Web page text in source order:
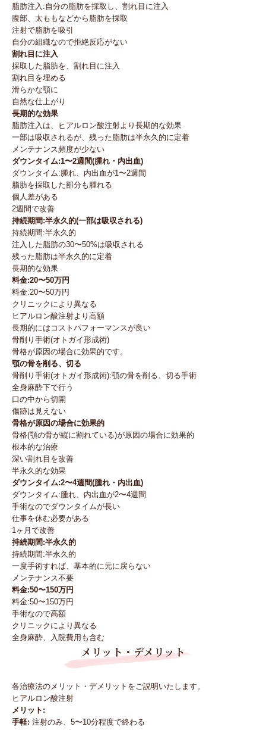
脂肪注入:自分の脂肪を採取し、割れ目に注入
腹部、太ももなどから脂肪を採取
注射で脂肪を吸引
自分の組織なので拒絶反応がない
割れ目に注入
採取した脂肪を、割れ目に注入
割れ目を埋める
滑らかな顎に
自然な仕上がり
長期的な効果
脂肪注入は、ヒアルロン酸注射より長期的な効果
一部は吸収されるが、残った脂肪は半永久的に定着
メンテナンス頻度が少ない
ダウンタイム:1〜2週間(腫れ・内出血)
ダウンタイム:腫れ、内出血が1〜2週間
脂肪を採取した部分も腫れる
個人差がある
2週間で改善
持続期間:半永久的(一部は吸収される)
持続期間:半永久的
注入した脂肪の30〜50%は吸収される
残った脂肪は半永久的に定着
長期的な効果
料金:20〜50万円
料金:20〜50万円
クリニックにより異なる
ヒアルロン酸注射より高額
長期的にはコストパフォーマンスが良い
骨削り手術(オトガイ形成術)
骨格が原因の場合に効果的です。
顎の骨を削る、切る
骨削り手術(オトガイ形成術):顎の骨を削る、切る手術
全身麻酔下で行う
口の中から切開
傷跡は見えない
骨格が原因の場合に効果的
骨格(顎の骨が縦に割れている)が原因の場合に効果的
根本的な治療
深い割れ目を改善
半永久的な効果
ダウンタイム:2〜4週間(腫れ・内出血)
ダウンタイム:腫れ、内出血が2〜4週間
手術なのでダウンタイムが長い
仕事を休む必要がある
1ヶ月で改善
持続期間:半永久的
持続期間:半永久的
一度手術すれば、基本的に元に戻らない
メンテナンス不要
料金:50〜150万円
料金:50〜150万円
手術なので高額
クリニックにより異なる
全身麻酔、入院費用も含む
メリット・デメリット
各治療法のメリット・デメリットをご説明いたします。
ヒアルロン酸注射
メリット:
手軽: 注射のみ、5〜10分程度で終わる